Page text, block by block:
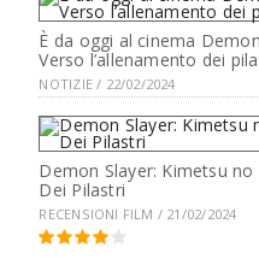
È da oggi al cinema
Verso l’allenamento dei
NOTIZIE / 22/02/2024
Demon Slayer: Kimetsu no
Dei Pilastri
RECENSIONI FILM / 21/02/2024